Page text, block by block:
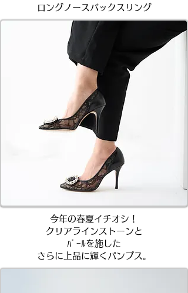
ロングノースバックスリング
今年の春夏イチオシ！
クリアラインストーンと
ﾊﾟｰﾙを施した
さらに上品に輝くパンプス。